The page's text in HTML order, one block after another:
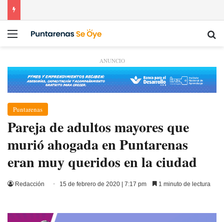
Menú
ANUNCIO
Puntarenas
Pareja de adultos mayores que
murió ahogada en Puntarenas
eran muy queridos en la ciudad
Redacción 15 de febrero de 2020 | 7:17 pm 1 minuto de lectura